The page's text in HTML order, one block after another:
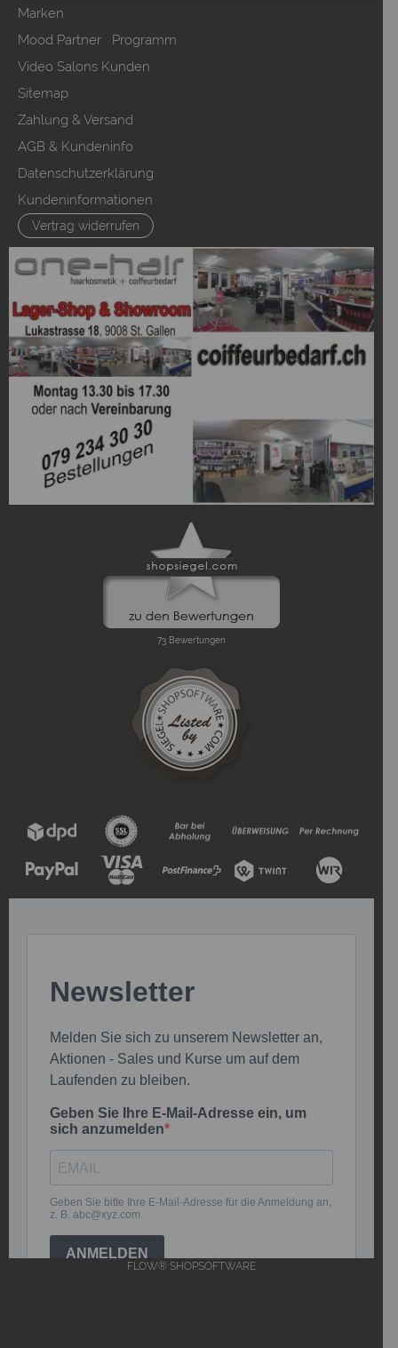
Marken
Mood Partner Programm
Video Salons Kunden
Sitemap
Zahlung & Versand
AGB & Kundeninfo
Datenschutzerklärung
Kundeninformationen
Vertrag widerrufen
FLOW® SHOPSOFTWARE